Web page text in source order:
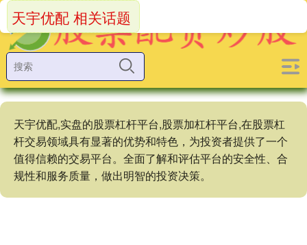
天宇优配,实盘的股票杠杆平台,股票加杠杆平台,在股票杠
杆交易领域具有显著的优势和特色，为投资者提供了一个
值得信赖的交易平台。全面了解和评估平台的安全性、合
规性和服务质量，做出明智的投资决策。
天宇优配 相关话题